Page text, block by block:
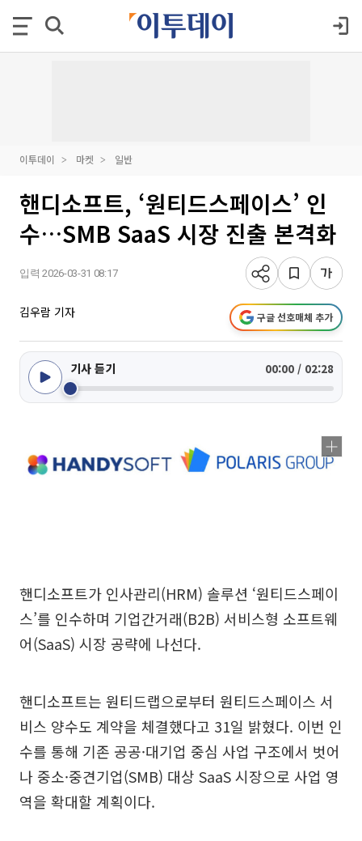
이투데이 마켓 일반
핸디소프트, ‘원티드스페이스’ 인
수…SMB SaaS 시장 진출 본격화
입력 2026-03-31 08:17
김우람 기자 구글 선호매체 추가
기사 듣기 00:00 / 02:28
핸디소프트가 인사관리(HRM) 솔루션 ‘원티드스페이
스’를 인수하며 기업간거래(B2B) 서비스형 소프트웨
어(SaaS) 시장 공략에 나선다.
핸디소프트는 원티드랩으로부터 원티드스페이스 서
비스 양수도 계약을 체결했다고 31일 밝혔다. 이번 인
수를 통해 기존 공공·대기업 중심 사업 구조에서 벗어
나 중소·중견기업(SMB) 대상 SaaS 시장으로 사업 영
역을 확대할 계획이다.